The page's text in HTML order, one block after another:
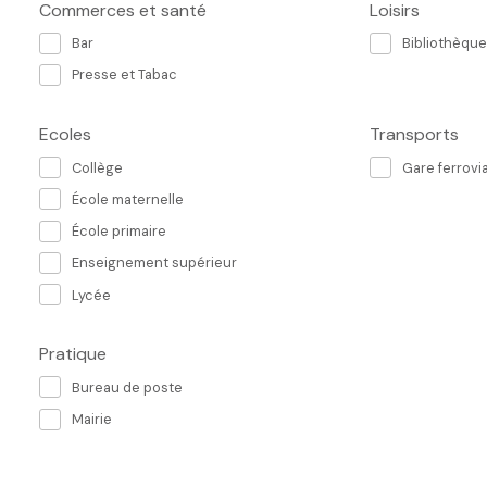
Commerces et santé
Bar
Presse et Tabac
Loisirs
Bibliothèque
Ecoles
Collège
École maternelle
École primaire
Enseignement supérieur
Lycée
Transports
Gare
Pratique
Bureau de poste
Mairie